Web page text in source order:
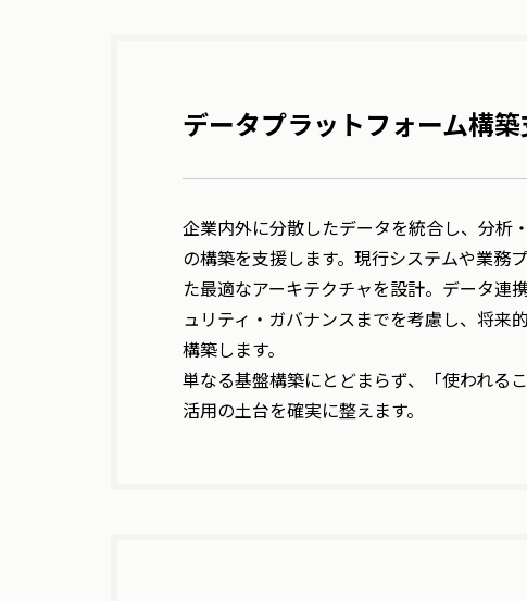
データプラットフォーム構
企業内外に分散したデータを統合し、分析
の構築を支援します。現行システムや業務
た最適なアーキテクチャを設計。データ連
ュリティ・ガバナンスまでを考慮し、将来
構築します。
単なる基盤構築にとどまらず、「使われる
活用の土台を確実に整えます。